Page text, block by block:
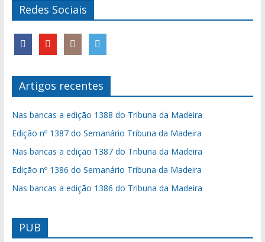
Redes Sociais
Artigos recentes
Nas bancas a edição 1388 do Tribuna da Madeira
Edição nº 1387 do Semanário Tribuna da Madeira
Nas bancas a edição 1387 do Tribuna da Madeira
Edição nº 1386 do Semanário Tribuna da Madeira
Nas bancas a edição 1386 do Tribuna da Madeira
PUB